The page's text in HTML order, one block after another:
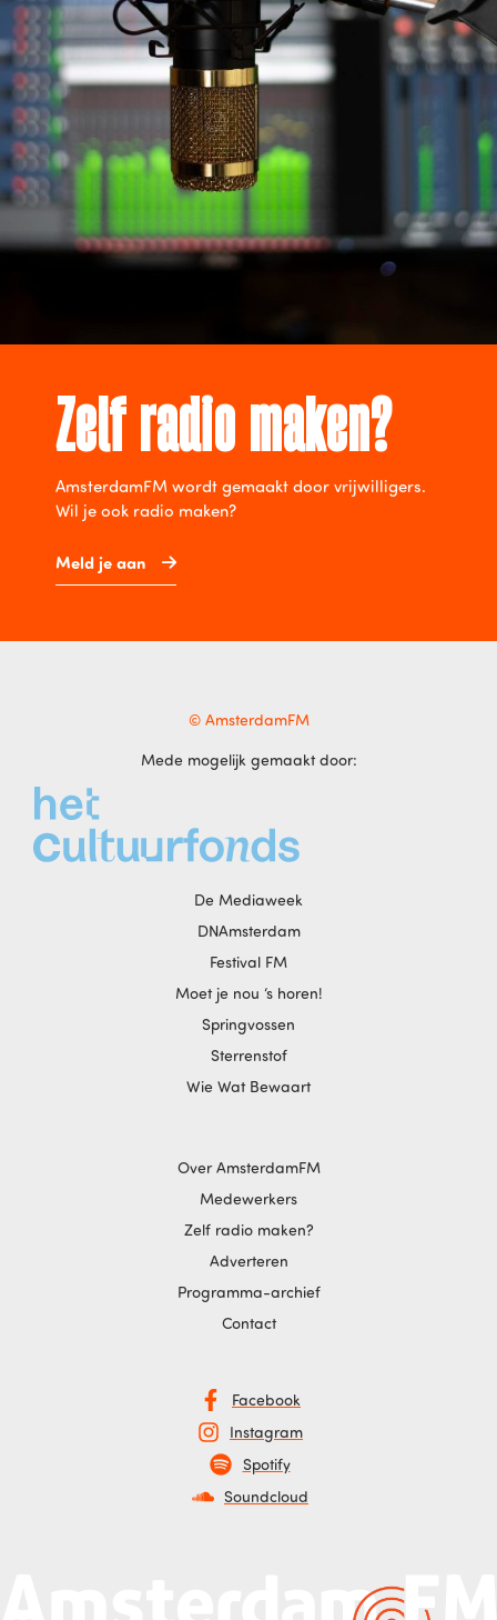
Zelf radio maken?
AmsterdamFM wordt gemaakt door vrijwilligers.
Wil je ook radio maken?
Meld je aan
© AmsterdamFM
Mede mogelijk gemaakt door:
De Mediaweek
DNAmsterdam
Festival FM
Moet je nou ‘s horen!
Springvossen
Sterrenstof
Wie Wat Bewaart
Over AmsterdamFM
Medewerkers
Zelf radio maken?
Adverteren
Programma-archief
Contact
Facebook
Instagram
Spotify
Soundcloud